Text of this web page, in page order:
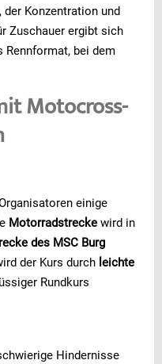
Konzentration und
Zuschauer ergibt sich
Rennformat, bei dem
Motocross-
einige
Motorradstrecke wird in
des MSC Burg
der Kurs durch leichte
Rundkurs
Hindernisse